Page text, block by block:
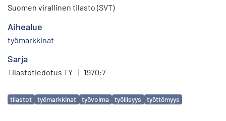
Suomen virallinen tilasto (SVT)
Aihealue
työmarkkinat
Sarja
Tilastotiedotus TY | 1970:7
Avainsanat
tilastot työmarkkinat työvoima työllisyys työttömyys